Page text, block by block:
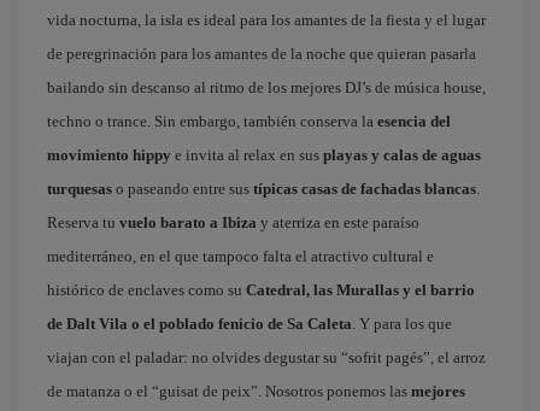
vida nocturna, la isla es ideal para los amantes de la fiesta y el lugar
de peregrinación para los amantes de la noche que quieran pasarla
bailando sin descanso al ritmo de los mejores DJ’s de música house,
techno o trance. Sin embargo, también conserva la esencia del
movimiento hippy e invita al relax en sus playas y calas de aguas
turquesas o paseando entre sus típicas casas de fachadas blancas.
Reserva tu vuelo barato a Ibiza y aterriza en este paraíso
mediterráneo, en el que tampoco falta el atractivo cultural e
histórico de enclaves como su Catedral, las Murallas y el barrio
de Dalt Vila o el poblado fenicio de Sa Caleta. Y para los que
viajan con el paladar: no olvides degustar su “sofrit pagés”, el arroz
de matanza o el “guisat de peix”. Nosotros ponemos las mejores